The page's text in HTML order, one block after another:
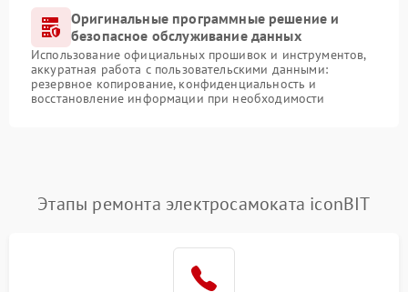
Оригинальные программные решение и
безопасное обслуживание данных
Использование официальных прошивок и инструментов,
аккуратная работа с пользовательскими данными:
резервное копирование, конфиденциальность и
восстановление информации при необходимости
Этапы ремонта электросамоката iconBIT